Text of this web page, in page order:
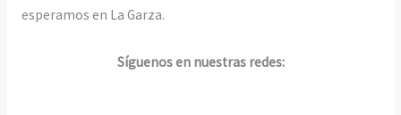
esperamos en La Garza.
Síguenos en nuestras redes: